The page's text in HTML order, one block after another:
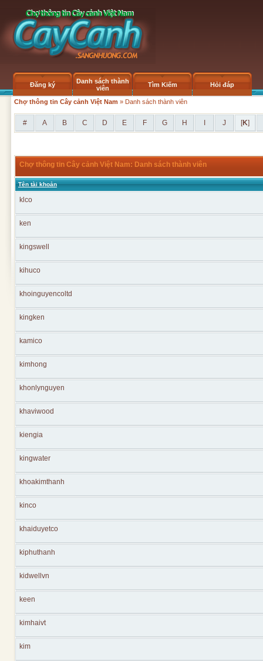
Đăng ký
Danh sách thành
viên
Tìm Kiếm Hỏi đáp
Chợ thông tin Cây cảnh Việt Nam » Danh sách thành viên
# A B C D E F G H J [K]
Chợ thông tin Cây cảnh Việt Nam: Danh sách thành viên
Tên tài khoản
klco
ken
kingswell
kihuco
khoinguyencoltd
kingken
kamico
kimhong
khonlynguyen
khaviwood
kiengia
kingwater
khoakimthanh
kinco
khaiduyetco
kiphuthanh
kidwellvn
keen
kimhaivt
kim